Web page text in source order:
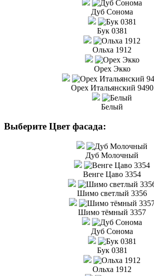
Дуб Сонома
Бук 0381
Ольха 1912
Орех Экко
Орех Итальянский 9490
Белый
Выберите Цвет фасада:
Дуб Молочный
Венге Цаво 3354
Шимо светлый 3356
Шимо тёмный 3357
Дуб Сонома
Бук 0381
Ольха 1912